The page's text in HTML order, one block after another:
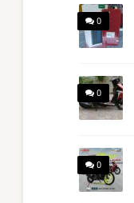
0
0
0